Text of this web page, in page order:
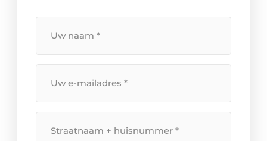
naam
*
mailadres